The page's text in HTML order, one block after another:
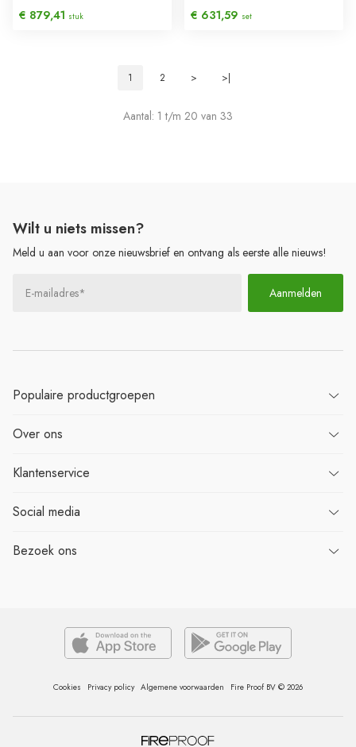
€ 879,41 stuk
€ 631,59 set
1 2 > >|
Aantal: 1 t/m 20 van 33
Wilt u niets missen?
Meld u aan voor onze nieuwsbrief en ontvang als eerste alle nieuws!
Aanmelden
Populaire productgroepen
Over ons
Klantenservice
Social media
Bezoek ons
Cookies Privacy policy Algemene voorwaarden Fire Proof BV © 2026